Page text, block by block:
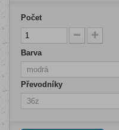
Počet
Barva
Převodníky